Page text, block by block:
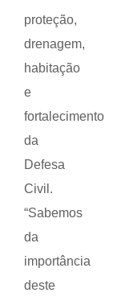
proteção,
drenagem,
habitação
e
fortalecimento
da
Defesa
Civil.
“Sabemos
da
importância
deste